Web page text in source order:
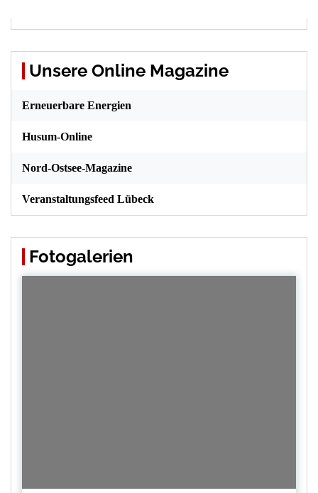
Unsere Online Magazine
Erneuerbare Energien
Husum-Online
Nord-Ostsee-Magazine
Veranstaltungsfeed Lübeck
Fotogalerien